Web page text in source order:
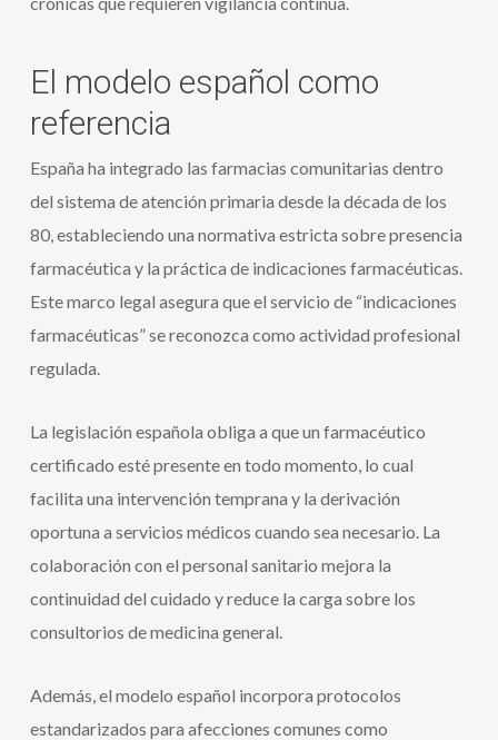
El modelo español como
referencia
España ha integrado las farmacias comunitarias dentro
del sistema de atención primaria desde la década de los
80, estableciendo una normativa estricta sobre presencia
farmacéutica y la práctica de indicaciones farmacéuticas.
Este marco legal asegura que el servicio de “indicaciones
farmacéuticas” se reconozca como actividad profesional
regulada.
La legislación española obliga a que un farmacéutico
certificado esté presente en todo momento, lo cual
facilita una intervención temprana y la derivación
oportuna a servicios médicos cuando sea necesario. La
colaboración con el personal sanitario mejora la
continuidad del cuidado y reduce la carga sobre los
consultorios de medicina general.
Además, el modelo español incorpora protocolos
estandarizados para afecciones comunes como